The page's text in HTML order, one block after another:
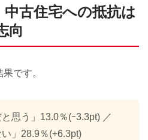
古住宅への抵抗は
向
です。
思う」13.0％(ｰ3.3pt) ／
い」28.9％(+6.3pt)